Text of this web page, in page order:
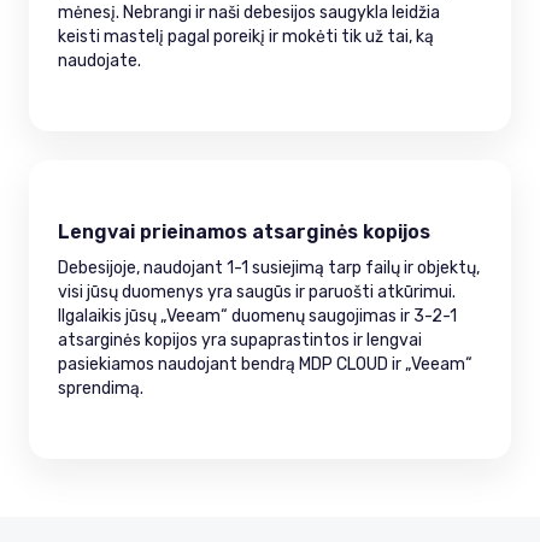
mėnesį. Nebrangi ir naši debesijos saugykla leidžia
keisti mastelį pagal poreikį ir mokėti tik už tai, ką
naudojate.
Lengvai prieinamos atsarginės kopijos
Debesijoje, naudojant 1-1 susiejimą tarp failų ir objektų,
visi jūsų duomenys yra saugūs ir paruošti atkūrimui.
Ilgalaikis jūsų „Veeam“ duomenų saugojimas ir 3-2-1
atsarginės kopijos yra supaprastintos ir lengvai
pasiekiamos naudojant bendrą MDP CLOUD ir „Veeam“
sprendimą.